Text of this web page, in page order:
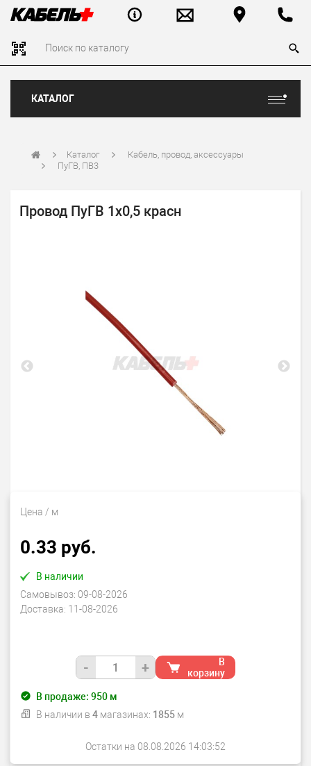
КАТАЛОГ
Каталог
Кабель, провод, аксессуары
ПуГВ, ПВ3
Провод ПуГВ 1х0,5 красн
Цена / м
0.33 руб.
В наличии
Самовывоз: 09-08-2026
Доставка: 11-08-2026
- +
В
корзину
В продаже: 950м
В наличии в 4 магазинах: 1855м
Остатки на 08.08.2026 14:03:52